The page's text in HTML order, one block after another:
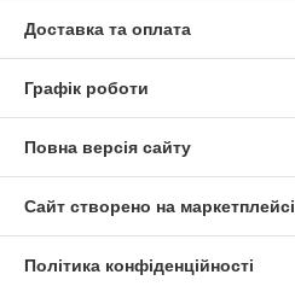
Доставка та оплата
Графік роботи
Повна версія сайту
Сайт створено на маркетплейсі
Політика конфіденційності